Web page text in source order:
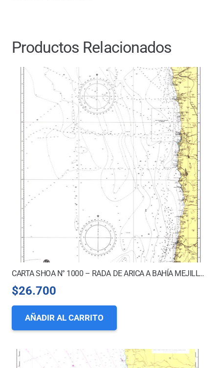
Productos Relacionados
CARTA SHOA N° 1000 – RADA DE ARICA A BAHÍA MEJILLONES DEL SUR *
$26.700
AÑADIR AL CARRITO